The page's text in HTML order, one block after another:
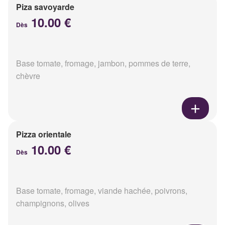
Piza savoyarde
Dès 10.00 €
Base tomate, fromage, jambon, pommes de terre,
chèvre
Pizza orientale
Dès 10.00 €
Base tomate, fromage, viande hachée, poivrons,
champignons, olives